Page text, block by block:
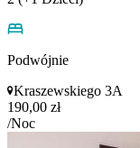
Podwójnie
Kraszewskiego 3A
190,00 zł
/Noc